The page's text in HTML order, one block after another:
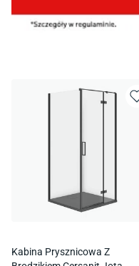
Kabina Prysznicowa Z